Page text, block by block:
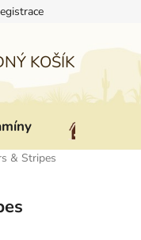
platba
KOŠÍK
& Stripes